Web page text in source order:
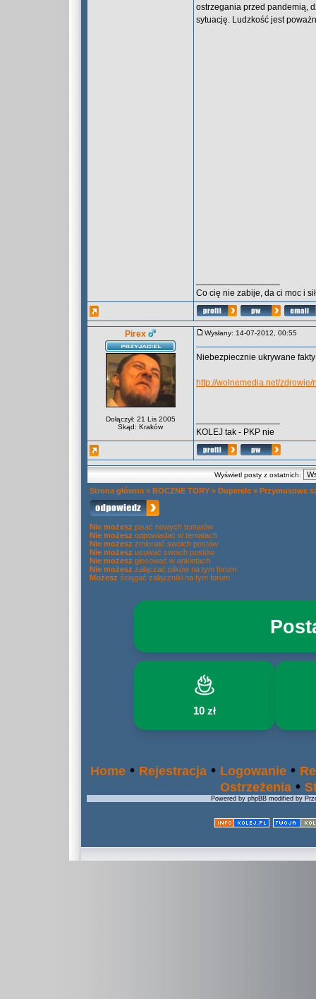
ostrzegania przed pandemią,
sytuację. Ludzkość jest
Co cię nie zabije, da ci moc i
Pirex
Dołączył: 21 Lis 2005
Skąd: Kraków
Wysłany: 14-07-2012, 00:55
Niebezpiecznie ukrywane
http://wolnemedia.net/
KOLEJ tak - PKP nie
Wyświetl posty z ostatnich:
Strona główna » BOCZNE TORY » Duperele » Przymusowe
Nie możesz pisać nowych tematów
Nie możesz odpowiadać w tematach
Nie możesz zmieniać swoich postów
Nie możesz usuwać swoich postów
Nie możesz głosować w ankietach
Nie możesz załączać plików na tym forum
Możesz ściągać załączniki na tym forum
10 zł
Home • Rejestracja • Logowanie •
Ostrzeżenia •
Powered by phpBB modified by